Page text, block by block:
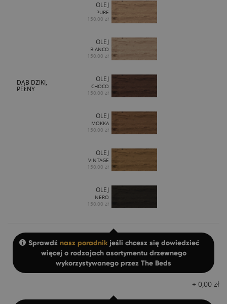
DĄB DZIKI,
PEŁNY
OLEJ
PURE
150,00 zł
OLEJ
BIANCO
150,00 zł
OLEJ
CHOCO
150,00 zł
OLEJ
MOKKA
150,00 zł
OLEJ
VINTAGE
150,00 zł
OLEJ
NERO
150,00 zł
Sprawdź nasz poradnikjeśli chcesz się dowiedzieć
więcej o rodzajach asortymentu drzewnego
wykorzystywanego przez The Beds
+ 0,00 zł